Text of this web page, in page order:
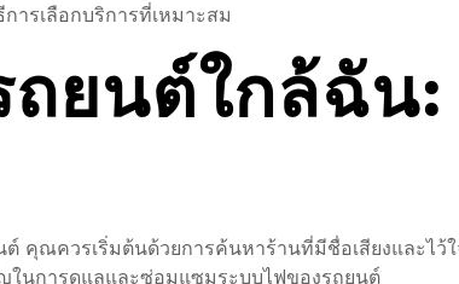
ารเลือกบริการที่เหมาะสม
ยนต์ใกล้ฉัน
คุณควรเริ่มต้นด้วยการค้นหาร้านที่มีชื่อเสียงและไ
นการดูแลและซ่อมแซมระบบไฟของรถยนต์